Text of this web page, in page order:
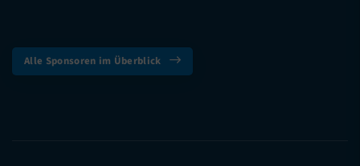
Alle Sponsoren im Überblick